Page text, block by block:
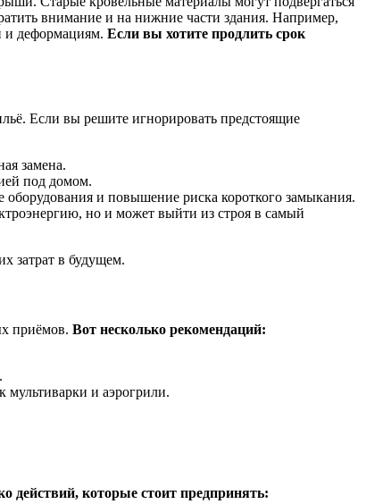
внимание и на нижние части здания. Например,
и деформациям. Если вы хотите продлить срок
Если вы решите игнорировать предстоящие
замена.
под домом.
и повышение риска короткого замыкания.
но и может выйти из строя в самый
затрат в будущем.
приёмов. Вот несколько рекомендаций:
мультиварки и аэрогрили.
действий, которые стоит предпринять: